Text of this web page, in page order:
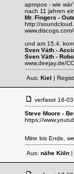
apropos - wie
nach 11 jahren
Mr. Fingers -
http://
und am 15.4.
Sven Väth -
Sven Väth -
www.deejay.de/
Aus: Kiel |
verfasst 16-
Steve Moore -
https://
Mitte bis Ende,
Aus: nähe Köln |